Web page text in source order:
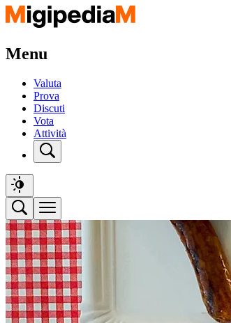
Menu
Valuta
Prova
Discuti
Vota
Attività